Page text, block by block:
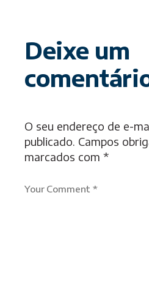
Deixe um
O seu endereço de e-
publicado. Campos
marcados com *
Your Comment *